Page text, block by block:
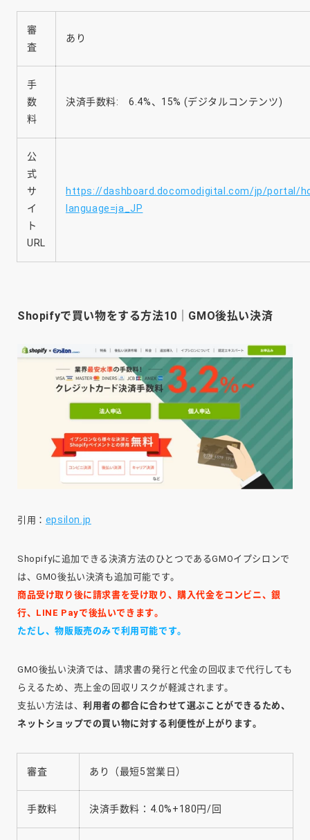
審
査
あり
手
数
料
決済手数料: 6.4%、15% (デジタルコンテンツ)
公
式
サ
イ
ト
URL
https://dashboard.docomodigital.com/jp/portal/
language=ja_JP
Shopifyで買い物をする方法10｜GMO後払い決済
引用： epsilon.jp
Shopifyに追加できる決済方法のひとつであるGMOイプシロンで
は、GMO後払い決済も追加可能です。
商品受け取り後に請求書を受け取り、購入代金をコンビニ、銀
行、LINE Payで後払いできます。
ただし、物販販売のみで利用可能です。
GMO後払い決済では、請求書の発行と代金の回収まで代行しても
らえるため、売上金の回収リスクが軽減されます。
支払い方法は、利用者の都合に合わせて選ぶことができるため、
ネットショップでの買い物に対する利便性が上がります。
審査 あり（最短5営業日）
手数料 決済手数料：4.0%+180円/回